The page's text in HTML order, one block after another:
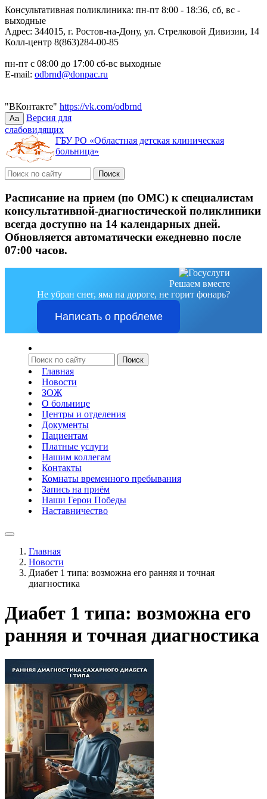
Консультативная поликлиника: пн-пт 8:00 - 18:36, сб, вс -
выходные
Адрес: 344015, г. Ростов-на-Дону, ул. Стрелковой Дивизии, 14
Колл-центр 8(863)284-00-85
пн-пт с 08:00 до 17:00 сб-вс выходные
E-mail: odbrnd@donpac.ru
"ВКонтакте" https://vk.com/odbrnd
Aa
Версия для
слабовидящих
ГБУ РО «Областная детская клиническая
больница»
Расписание на прием (по ОМС) к специалистам
консультативной-диагностической поликлиники
всегда доступно на 14 календарных дней.
Обновляется автоматически ежедневно после
07:00 часов.
Решаем вместе
Не убран снег, яма на дороге, не горит фонарь?
Написать о проблеме
Главная
Новости
ЗОЖ
О больнице
Центры и отделения
Документы
Пациентам
Платные услуги
Нашим коллегам
Контакты
Комнаты временного пребывания
Запись на приём
Наши Герои Победы
Наставничество
Главная
Новости
Диабет 1 типа: возможна его ранняя и точная
диагностика
Диабет 1 типа: возможна его
ранняя и точная диагностика